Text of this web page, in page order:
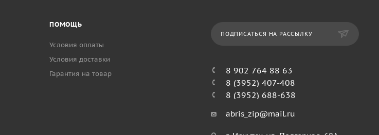
ПОМОЩЬ
Условия оплаты
Условия доставки
Гарантия на товар
ПОДПИСАТЬСЯ НА РАССЫЛКУ
8 902 764 88 63
8 (3952) 407-408
8 (3952) 688-638
abris_zip@mail.ru